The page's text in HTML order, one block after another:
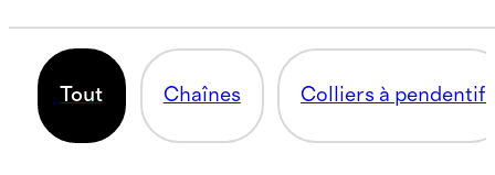
Tout Chaînes Colliers à pendentif